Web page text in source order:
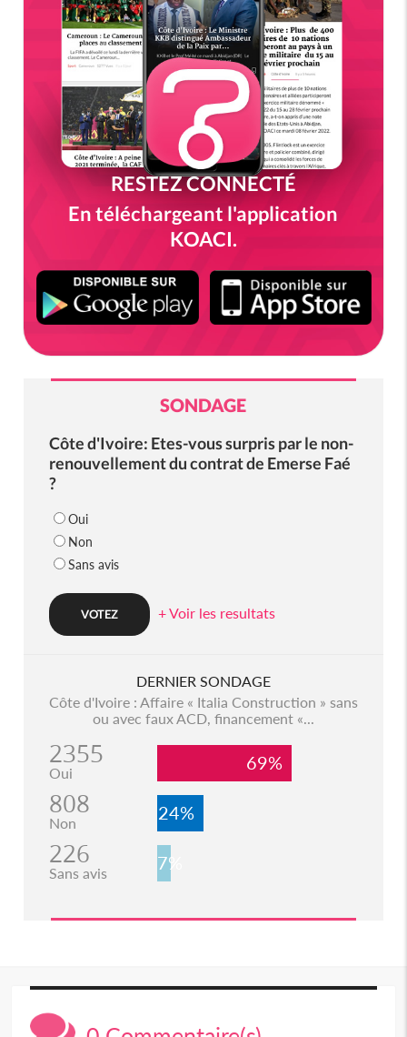
RESTEZ CONNECTÉ
En téléchargeant l'application
KOACI.
SONDAGE
Côte d'Ivoire: Etes-vous surpris par le non-
renouvellement du contrat de Emerse Faé
?
Oui
Non
Sans avis
+ Voir les resultats
DERNIER SONDAGE
Côte d'Ivoire : Affaire « Italia Construction » sans
ou avec faux ACD, financement «...
2355
Oui 69%
808
Non 24%
226
Sans avis 7%